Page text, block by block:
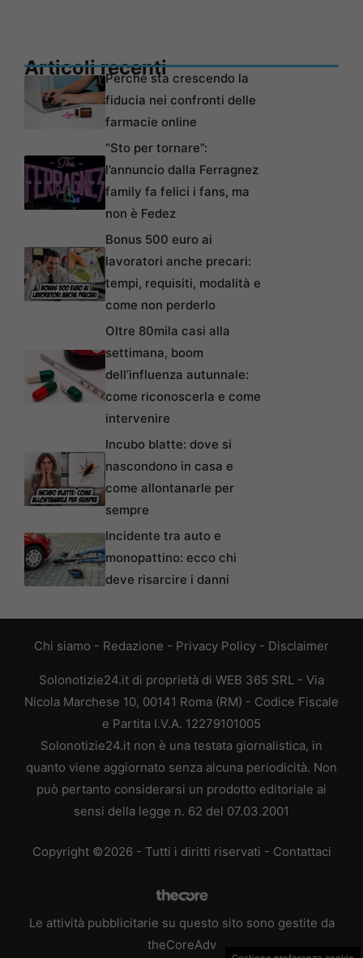
Articoli recentiPerché sta crescendo la
fiducia nei confronti delle
farmacie online
“Sto per tornare”:
l’annuncio dalla Ferragnez
family fa felici i fans, ma
non è Fedez
Bonus 500 euro ai
lavoratori anche precari:
tempi, requisiti, modalità e
come non perderlo
Oltre 80mila casi alla
settimana, boom
dell’influenza autunnale:
come riconoscerla e come
intervenire
Incubo blatte: dove si
nascondono in casa e
come allontanarle per
sempre
Incidente tra auto e
monopattino: ecco chi
deve risarcire i danni
Chi siamo - Redazione - Privacy Policy - Disclaimer
Solonotizie24.it di proprietà di WEB 365 SRL - Via
Nicola Marchese 10, 00141 Roma (RM) - Codice Fiscale
e Partita I.V.A. 12279101005
Solonotizie24.it non è una testata giornalistica, in
quanto viene aggiornato senza alcuna periodicità. Non
può pertanto considerarsi un prodotto editoriale ai
sensi della legge n. 62 del 07.03.2001
Copyright ©2026 - Tutti i diritti riservati - Contattaci
Le attività pubblicitarie su questo sito sono gestite da
theCoreAdv